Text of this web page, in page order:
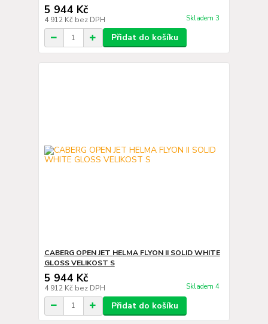
5 944 Kč
4 912 Kč bez DPH Skladem 3
Přidat do košíku
CABERG OPEN JET HELMA FLYON II SOLID WHITE
GLOSS VELIKOST S
5 944 Kč
4 912 Kč bez DPH Skladem 4
Přidat do košíku